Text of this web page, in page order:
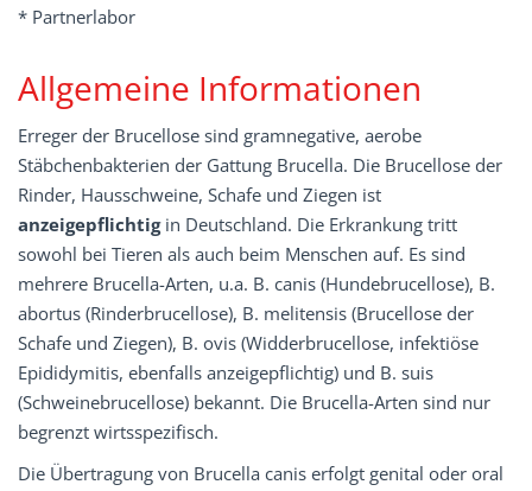
* Partnerlabor
Allgemeine Informationen
Erreger der Brucellose sind gramnegative, aerobe
Stäbchenbakterien der Gattung Brucella. Die Brucellose der
Rinder, Hausschweine, Schafe und Ziegen ist
anzeigepflichtigin Deutschland. Die Erkrankung tritt
sowohl bei Tieren als auch beim Menschen auf. Es sind
mehrere Brucella-Arten, u.a. B. canis (Hundebrucellose), B.
abortus (Rinderbrucellose), B. melitensis (Brucellose der
Schafe und Ziegen), B. ovis (Widderbrucellose, infektiöse
Epididymitis, ebenfalls anzeigepflichtig) und B. suis
(Schweinebrucellose) bekannt. Die Brucella-Arten sind nur
begrenzt wirtsspezifisch.
Die Übertragung von Brucella canis erfolgt genital oder oral